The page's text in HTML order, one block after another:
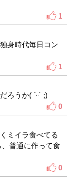
1
身時代毎日コン
1
ろうか( ˊᵕˋ ;)
0
ミイラ食べてる
普通に作って食
0